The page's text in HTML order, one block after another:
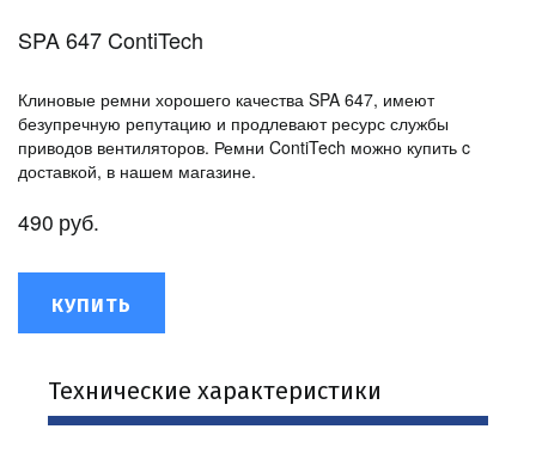
SPA 647 ContiTech
Клиновые ремни хорошего качества SPA 647, имеют
безупречную репутацию и продлевают ресурс службы
приводов вентиляторов. Ремни ContiTech можно купить c
доставкой, в нашем магазине.
490 руб.
КУПИТЬ
Технические характеристики